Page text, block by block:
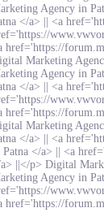
Agency in
</a> || <a
href='https://
Marketing
Agency in
</a> || <a
href='https://
Marketing
</a> || <a
</a> || <a
||</p> Digital
Agency in
href='https://